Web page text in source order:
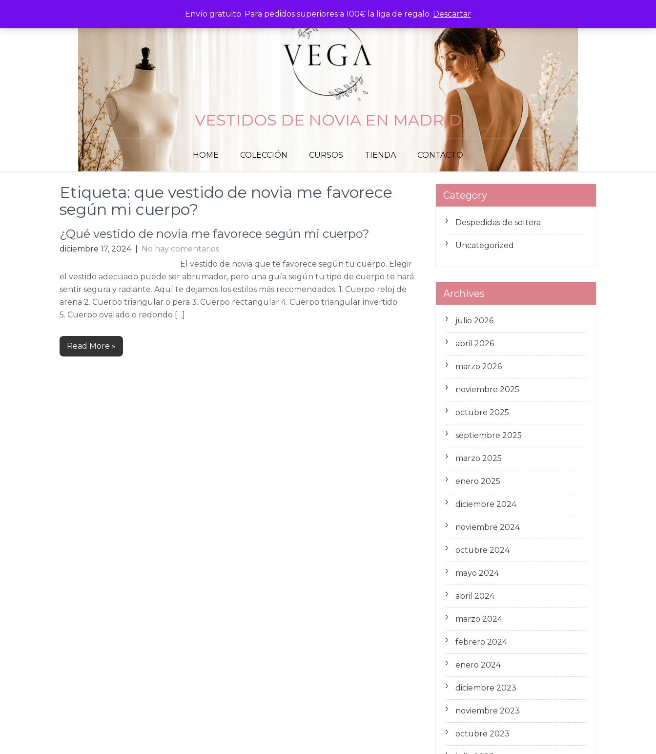
Envío gratuito. Para pedidos superiores a 100€ la liga de regalo. Descartar
content
VESTIDOS DE NOVIA EN MADRID
HOME COLECCIÓN CURSOS TIENDA CONTACTO
Etiqueta: que vestido de novia me favorece
según mi cuerpo?
¿Qué vestido de novia me favorece según mi cuerpo?
diciembre 17, 2024
No hay comentarios
El vestido de novia que te favorece según tu cuerpo. Elegir
el vestido adecuado puede ser abrumador, pero una guía según tu tipo de cuerpo te hará
sentir segura y radiante. Aquí te dejamos los estilos más recomendados: 1. Cuerpo reloj de
arena 2. Cuerpo triangular o pera 3. Cuerpo rectangular 4. Cuerpo triangular invertido
5. Cuerpo ovalado o redondo […]
Read More »
Category
Despedidas de soltera
Uncategorized
Archives
julio 2026
abril 2026
marzo 2026
noviembre 2025
octubre 2025
septiembre 2025
marzo 2025
enero 2025
diciembre 2024
noviembre 2024
octubre 2024
mayo 2024
abril 2024
marzo 2024
febrero 2024
enero 2024
diciembre 2023
noviembre 2023
octubre 2023